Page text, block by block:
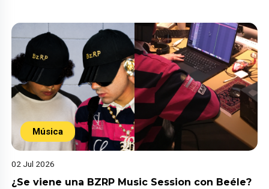
Música
02 Jul 2026
¿Se viene una BZRP Music Session con Beéle?